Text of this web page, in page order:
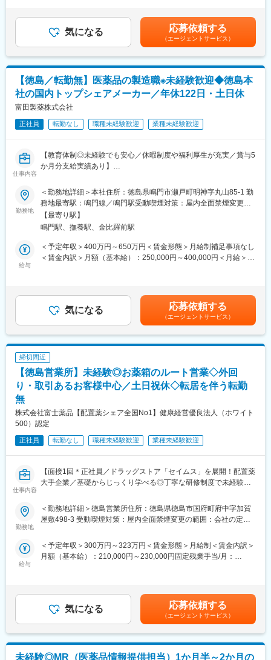
原料の受け入れから製品の製造、箱詰め、出荷準備まで、チーム
で協力しながら進めていきます。入社後は先輩社員がしっかりサ
ポートするので、製造の仕事が初めての方でも安心してスタート
ながら成長できる環境です。
＜具体的な仕事内容＞
・原料の受け入れや準備作業
・専用の機械を使った製品づくりのサポート
・製品を粉末にする工程での機械操作
・完成した商品の充填（容器に入れる作業）や箱詰め
・出荷するための準備や運搬作業
・機械や作業場の清掃・洗浄
・工場内の整理整頓や環境整備
がら作業を進めます。
※適性や状況に応じて事務作業や製品試験等への業務変更の可能性
もあります。
当社は医薬品・健康食品メーカーから依頼を受けて製品を製造し
ています。
を経験できるため、製造現場で必要な知識や設備操作スキルを身
につけることができます。
また、入社後はOJTを中心に先輩社員が丁寧に指導しますので、
未経験からでも安心して業務を習得できる環境が整っています。
■組織構成
約20名体制の製造部門で、工程ごとに専任スタッフが在籍し、チ
ームワークを重視した協力体制で業務を進めています。製造オペ
レーターのメンバーは12名程在籍しており、20～50代まで幅広い
■企業の特徴/魅力
地域密着型の安定企業として医薬品分野で長年の実績と信頼を築
き、安定した経営基盤と働きやすい環境を提供しています。
変更の範囲：事務、製品試験
分）※固定手当：交代勤務手当賃金はあくまでも目安の金額であ
り、選考を通じて上下する可能性があります。月給(月額)は固定手
当を含めた表記です。
気になる 応募依頼する
（エージェントサービス）
【徳島／転勤無】医薬品の製造職※未経験歓迎◆徳島本
社の国内トップシェアメーカー／年休122日・土日休
富田製薬株式会社
正社員 転勤なし 職種未経験歓迎 業種未経験歓迎
仕事内容
【教育体制◎未経験でも安心／休暇制度や福利厚生が充実／賞与5
か月分支給実績あり】
■業務概要：
当社は医薬品の製造・販売を行うほか、さまざまな企業から依頼
を受けて製品を製造しています。多くの人の健康や暮らしを支え
る製品づくりに携われる仕事です。
入社後は、医薬品やその原料、食品添加物の製造作業をお任せし
ます。作業手順はしっかり決まっており、未経験からでも知識や
スキルを身につけながら成長できる環境です。
（1）原材料の投入作業
医薬品原料、食品添加物などの粉末状の原材料を工場内の製造設
備へ投入します。作業手順書（マニュアル）に沿って行うので、
（2）製品包装作業（袋詰め・箱詰めなど）
完成した製品を袋や容器に詰めて、出荷できる状態にする作業で
す。作業は機械を使って行いますが、15～25kgの製品を扱うた
め、体を動かすことが得意な方に向いています。
原料製造設備、原材料搬入出設備等での機械の操作を行っていた
だきます。
難しいプログラミングなどは不要です。慣れるまでは先輩が一緒
■教育・研修制度：
社員一人ひとりが自身の能力、個性を100％活かせるよう、社員
それぞれのキャリアアップを支援しています。
す。
・長期休暇は年末年始休暇、夏季休暇、GW休暇。その他にもアニ
■当社の特徴：
当社は、長年にわたり医薬品分野を中心に事業を展開してきた化
学メーカーです。培ってきた技術力を活かし、医薬品や食品、工
業分野で使用される製品の開発・製造を行っています。お客様の
ニーズに迅速に応え、品質の高い製品とサービスを提供すること
勤務地
＜勤務地詳細＞本社住所：徳島県鳴門市瀬戸町明神字丸山85-1 勤
務地最寄駅：鳴門線／鳴門駅受動喫煙対策：屋内全面禁煙変更の
範囲：会社の定める事業所
【最寄り駅】
鳴門駅、撫養駅、金比羅前駅
給与
＜予定年収＞400万円～650万円＜賃金形態＞月給制補足事項なし
＜賃金内訳＞月額（基本給）：250,000円～400,000円＜月給＞
でも目安の金額であり、選考を通じて上下する可能性がありま
す。月給(月額)は固定手当を含めた表記です。
気になる 応募依頼する
（エージェントサービス）
締切間近
【徳島営業所】未経験◎お薬箱のルート営業◇外回
り・取引あるお客様中心／土日祝休◇転居を伴う転勤
無
株式会社富士薬品【配置薬シェア全国No1】健康経営優良法人（ホワイト
500）認定
正社員 転勤なし 職種未経験歓迎 業種未経験歓迎
仕事内容
【面接1回＊正社員／ドラッグストア「セイムス」を展開！配置薬
大手企業／基礎からじっくり学べる◎丁寧な研修制度で未経験の
■職務内容：
※既に、取引のあるお客様先を訪問するスタイルです。
※社用車（軽自動車）に乗って、1日あたり16～18軒程のお客様宅
へ訪問をします。
・配置薬や健康食品の期限管理
・使った分の配置薬を補充
・使用したお薬代金の集金
勤務地
＜勤務地詳細＞徳島営業所住所：徳島県徳島市国府町府中字加賀
屋敷498-3 受動喫煙対策：屋内全面禁煙変更の範囲：会社の定め
給与
＜予定年収＞300万円～323万円＜賃金形態＞月給制＜賃金内訳＞
月額（基本給）：210,000円～230,000円固定残業手当/月：
年収は当社規定に基づき、年齢や経験に応じて決定します。・昇
給：年1回（4月）＜モデル給与＞※入社3年目平均基本給＋各種手
当＋業績連動給→総支給月額344,141円※業績連動給：月の予算達
成や売り上げに対して支払われます賃金はあくまでも目安の金額
であり、選考を通じて上下する可能性があります。月給(月額)は固
定手当を含めた表記です。
気になる 応募依頼する
（エージェントサービス）
未経験◎MR（医薬品情報提供担当）1か月半～2か月の